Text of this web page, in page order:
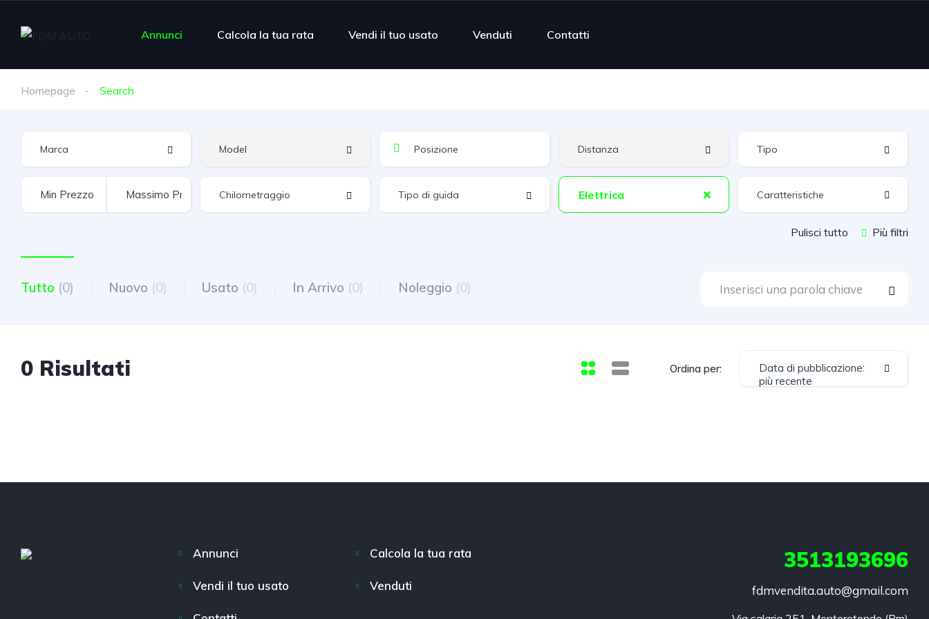
Annunci Calcola la tua rata Vendi il tuo usato Venduti Contatti
Homepage Search
Elettrica Caratteristiche
Pulisci tutto Più filtri
Tutto (0) Nuovo (0) Usato (0) In Arrivo (0) Noleggio (0)
0 Risultati Ordina per:
Data di pubblicazione:
più recente
Annunci Calcola la tua rata
Vendi il tuo usato Venduti
3513193696
fdmvendita.auto@gmail.com